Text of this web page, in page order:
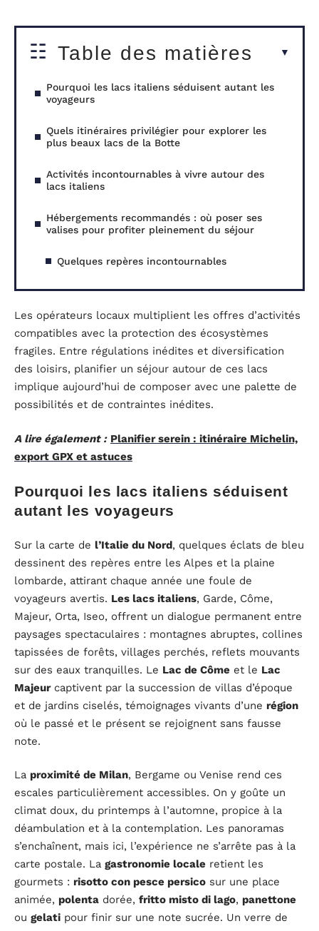
Table des matières
Pourquoi les lacs italiens séduisent autant les
voyageurs
Quels itinéraires privilégier pour explorer les
plus beaux lacs de la Botte
Activités incontournables à vivre autour des
lacs italiens
Hébergements recommandés : où poser ses
valises pour profiter pleinement du séjour
Quelques repères incontournables
Les opérateurs locaux multiplient les offres d’activités
compatibles avec la protection des écosystèmes
fragiles. Entre régulations inédites et diversification
des loisirs, planifier un séjour autour de ces lacs
implique aujourd’hui de composer avec une palette de
possibilités et de contraintes inédites.
A lire également : Planifier serein : itinéraire Michelin,
export GPX et astuces
Pourquoi les lacs italiens séduisent
autant les voyageurs
Sur la carte de l’Italie du Nord, quelques éclats de bleu
dessinent des repères entre les Alpes et la plaine
lombarde, attirant chaque année une foule de
voyageurs avertis. Les lacs italiens, Garde, Côme,
Majeur, Orta, Iseo, offrent un dialogue permanent entre
paysages spectaculaires : montagnes abruptes, collines
tapissées de forêts, villages perchés, reflets mouvants
sur des eaux tranquilles. Le Lac de Côme et le Lac
Majeurcaptivent par la succession de villas d’époque
et de jardins ciselés, témoignages vivants d’une région
où le passé et le présent se rejoignent sans fausse
note.
La proximité de Milan, Bergame ou Venise rend ces
escales particulièrement accessibles. On y goûte un
climat doux, du printemps à l’automne, propice à la
déambulation et à la contemplation. Les panoramas
s’enchaînent, mais ici, l’expérience ne s’arrête pas à la
carte postale. La gastronomie locale retient les
gourmets : risotto con pesce persico sur une place
animée, polenta dorée, fritto misto di lago, panettone
ou gelati pour finir sur une note sucrée. Un verre de